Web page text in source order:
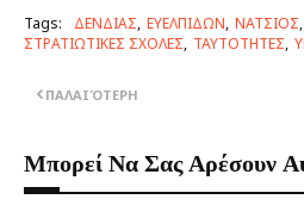
Tags: ΔΕΝΔΙΑΣ ΕΥΕΛΠΙΔΩΝ ΝΑΤΣΙΟΣ
ΣΤΡΑΤΙΩΤΙΚΕΣ ΣΧΟΛΕΣ ΤΑΥΤΟΤΗΤΕΣ
ΠΑΛΑΙΌΤΕΡΗ
Μπορεί Να Σας Αρέσουν